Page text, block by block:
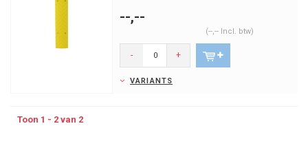
--,--
(--,-- Incl. btw)
- +
VARIANTS
Toon 1 - 2 van 2